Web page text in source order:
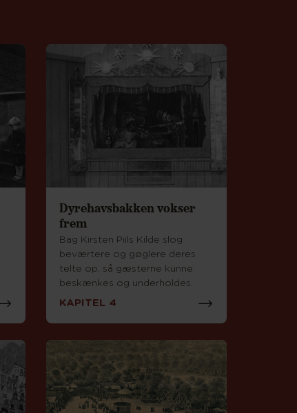
Dyrehavsbakken vokser
frem
Bag Kirsten Piils Kilde slog
beværtere og gøglere deres
telte op, så gæsterne kunne
beskænkes og underholdes.
KAPITEL 4